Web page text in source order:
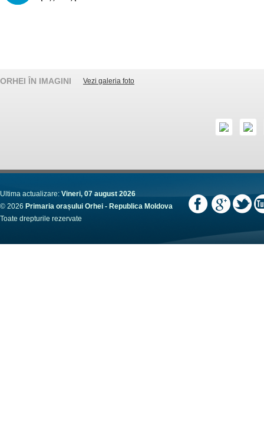
ORHEI ÎN IMAGINI Vezi galeria foto
Ultima actualizare: Vineri, 07 august 2026
© 2026 Primaria orașului Orhei - Republica Moldova
Toate drepturile rezervate